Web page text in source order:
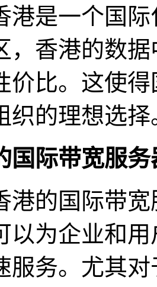
是一个国际
，香港的数
价比。这使
织的理想选择
国际带宽服
的国际带宽
以为企业和
服务。尤其